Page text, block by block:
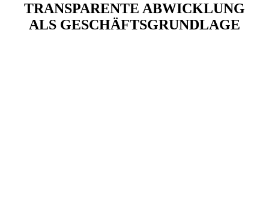
TRANSPARENTE ABWICKLUNG
ALS GESCHÄFTSGRUNDLAGE